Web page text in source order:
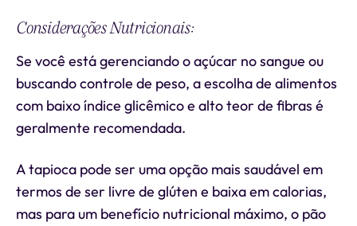
Considerações Nutricionais:
Se você está gerenciando o açúcar no sangue ou
buscando controle de peso, a escolha de alimentos
com baixo índice glicêmico e alto teor de fibras é
geralmente recomendada.
A tapioca pode ser uma opção mais saudável em
termos de ser livre de glúten e baixa em calorias,
mas para um benefício nutricional máximo, o pão